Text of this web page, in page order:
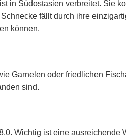
in Südostasien verbreitet. Sie
fällt durch ihre
können.
Garnelen oder friedlichen
sind.
Wichtig ist eine ausreichende